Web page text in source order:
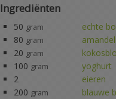
Ingrediënten
50 gram
echte
80 gram
20 gram
100 gram yoghurt
2
eieren
200 gram blauwe